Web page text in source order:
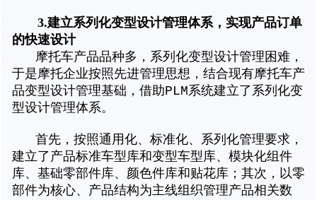
3.建立系列化变型设计管理体系，实现产品订单
的快速设计
摩托车产品品种多，系列化变型设计管理困难，
于是摩托企业按照先进管理思想，结合现有摩托车产
品变型设计管理基础，借助PLM系统建立了系列化变
型设计管理体系。
首先，按照通用化、标准化、系列化管理要求，
建立了产品标准车型库和变型车型库、模块化组件
库、基础零部件库、颜色件库和贴花库；其次，以零
部件为核心、产品结构为主线组织管理产品相关数